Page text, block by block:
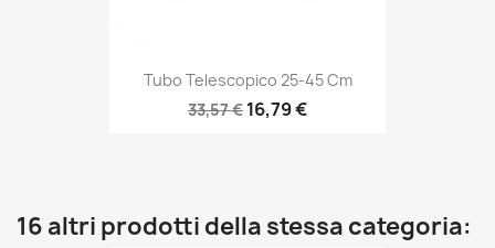
Tubo Telescopico 25-45 Cm
33,57 € 16,79 €
16 altri prodotti della stessa categoria: